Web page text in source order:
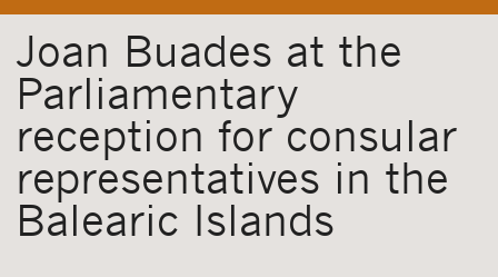
Joan Buades at the
Parliamentary
reception for consular
representatives in the
Balearic Islands